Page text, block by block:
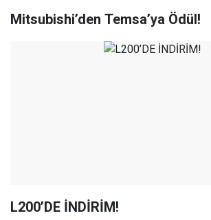
Mitsubishi’den Temsa’ya Ödül!
L200’DE İNDİRİM!